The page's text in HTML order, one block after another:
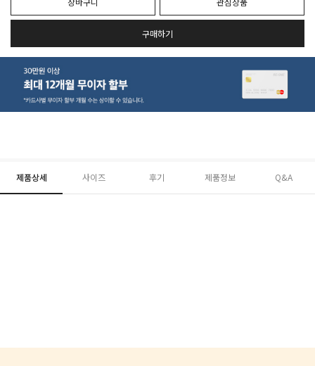
구매하기
제품상세 사이즈 후기 제품정보 Q&A